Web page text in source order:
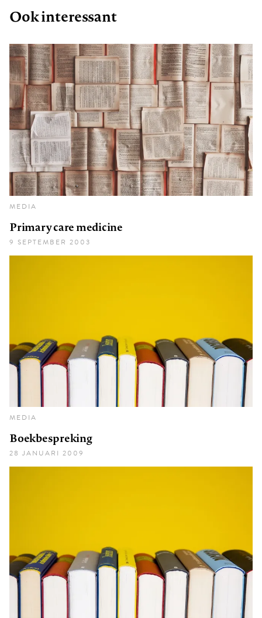
Ook interessant
MEDIA
Primary care medicine
9 SEPTEMBER 2003
MEDIA
Boekbespreking
28 JANUARI 2009